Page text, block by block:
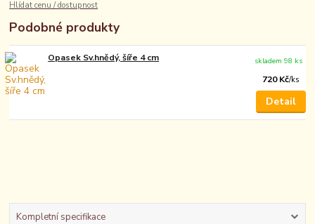
Hlídat cenu / dostupnost
Podobné produkty
Opasek Sv.hnědý, šíře 4 cm
720 Kč/ks
skladem 98 ks
Detail
Kompletní specifikace